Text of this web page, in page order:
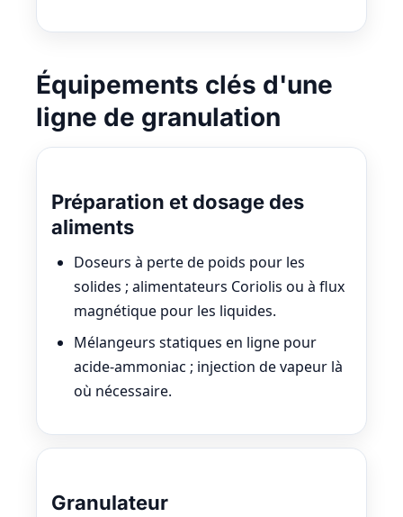
Équipements clés d'une
ligne de granulation
Préparation et dosage des
aliments
Doseurs à perte de poids pour les
solides ; alimentateurs Coriolis ou à flux
magnétique pour les liquides.
Mélangeurs statiques en ligne pour
acide-ammoniac ; injection de vapeur là
où nécessaire.
Granulateur